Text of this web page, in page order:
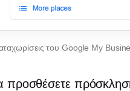
του Google My
προσθέσετε